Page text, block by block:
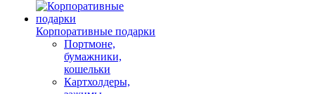
Корпоративные подарки
Портмоне,
бумажники,
кошельки
Картхолдеры,